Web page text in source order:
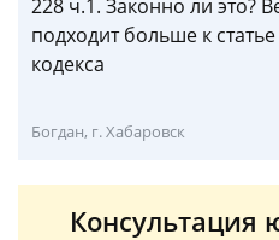
228 ч.1. Законно ли это?
подходит больше к
кодекса
Богдан, г. Хабаровск
Консультация